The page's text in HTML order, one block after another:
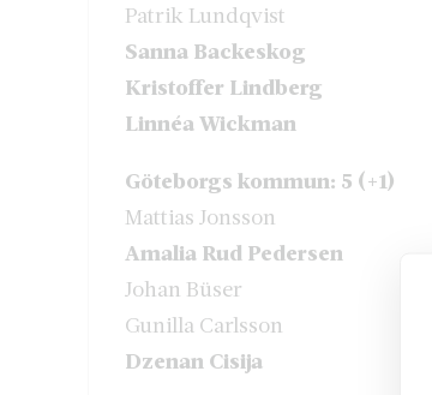
Patrik Lundqvist
Sanna Backeskog
Kristoffer Lindberg
Linnéa Wickman
Göteborgs kommun: 5 (+1)
Mattias Jonsson
Amalia Rud Pedersen
Johan Büser
Gunilla Carlsson
Dzenan Cisija